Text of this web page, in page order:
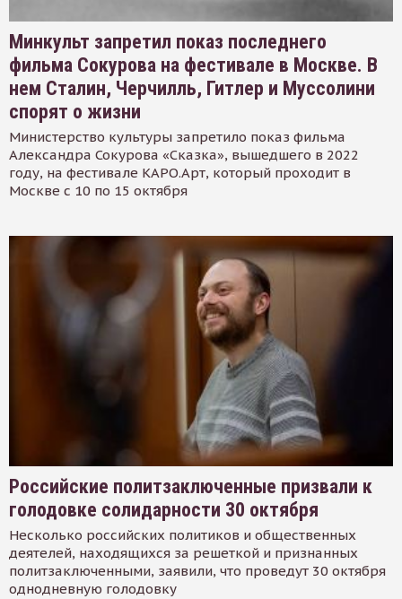
Минкульт запретил показ последнего
фильма Сокурова на фестивале в Москве. В
нем Сталин, Черчилль, Гитлер и Муссолини
спорят о жизни
Министерство культуры запретило показ фильма
Александра Сокурова «Сказка», вышедшего в 2022
году, на фестивале КАРО.Арт, который проходит в
Москве с 10 по 15 октября
Российские политзаключенные призвали к
голодовке солидарности 30 октября
Несколько российских политиков и общественных
деятелей, находящихся за решеткой и признанных
политзаключенными, заявили, что проведут 30 октября
однодневную голодовку